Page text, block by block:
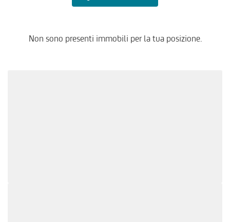
Non sono presenti immobili per la tua posizione.